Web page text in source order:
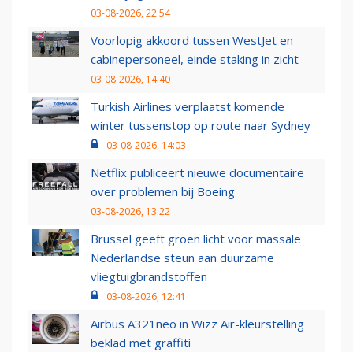
03-08-2026, 22:54
Voorlopig akkoord tussen WestJet en
cabinepersoneel, einde staking in zicht
03-08-2026, 14:40
Turkish Airlines verplaatst komende
winter tussenstop op route naar Sydney
03-08-2026, 14:03
Netflix publiceert nieuwe documentaire
over problemen bij Boeing
03-08-2026, 13:22
Brussel geeft groen licht voor massale
Nederlandse steun aan duurzame
vliegtuigbrandstoffen
03-08-2026, 12:41
Airbus A321neo in Wizz Air-kleurstelling
beklad met graffiti